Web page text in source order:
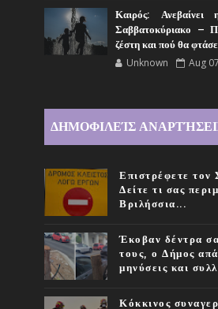
Καιρός: Ανεβαίνει
Σαββατοκύριακο –
ζέστη και πού θα
Unknown Aug
ΔΗΜΟΦΙΛΕΊΣ
Επιστρέφετε τον
Δείτε τι σας
Βριλήσσια...
Έκοβαν δέντρα
τους, ο Δήμος
μηνύσεις και
Κόκκινος